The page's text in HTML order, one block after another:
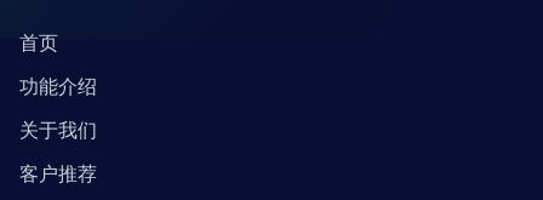
首页
功能介绍
关于我们
客户推荐